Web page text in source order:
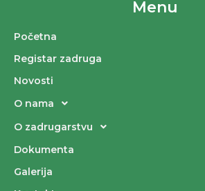
Menu
Početna
Registar zadruga
Novosti
O nama
O zadrugarstvu
Dokumenta
Galerija